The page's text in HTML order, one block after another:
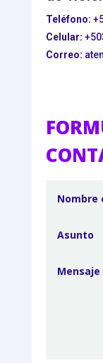
Teléfono:
Celular:
Correo: